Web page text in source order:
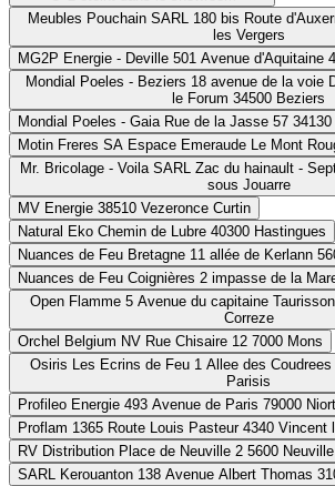
Meubles Pouchain SARL 180 bis Route d'Auxerre 10120 Saint
les Vergers
MG2P Energie - Deville
Mondial Poeles - Beziers 18 avenue de la voie
le Forum 34500 Beziers
Mondial Poeles - Gaia
Motin Freres SA Espace Emeraude
Mr. Bricolage - Voila SARL Zac du hainault - Sept Sorts
sous Jouarre
MV Energie
38510 Vezeronce Curtin
Natural Eko
Chemin de Lubre 40300 Hastingues
Nuances de Feu Bretagne
Nuances de Feu Coignières
Open Flamme 5 Avenue du capitaine Taurisson 19360 Malemort sur
Correze
Orchel Belgium NV
Rue Chisaire 12 7000 Mons
Osiris Les Ecrins de Feu 1 Allee des Coudrees 95240 Cormeilles en
Parisis
Profileo Energie
493 Avenue de Paris 79000 Niort
Proflam
1365 Route Louis
RV Distribution
Place de Neuville 2 5600 Neuville
SARL Kerouanton